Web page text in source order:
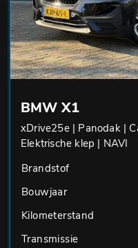
BMW X1
xDrive25e | Panodak |
Elektrische klep | NAVI
Brandstof
Bouwjaar
Kilometerstand
Transmissie